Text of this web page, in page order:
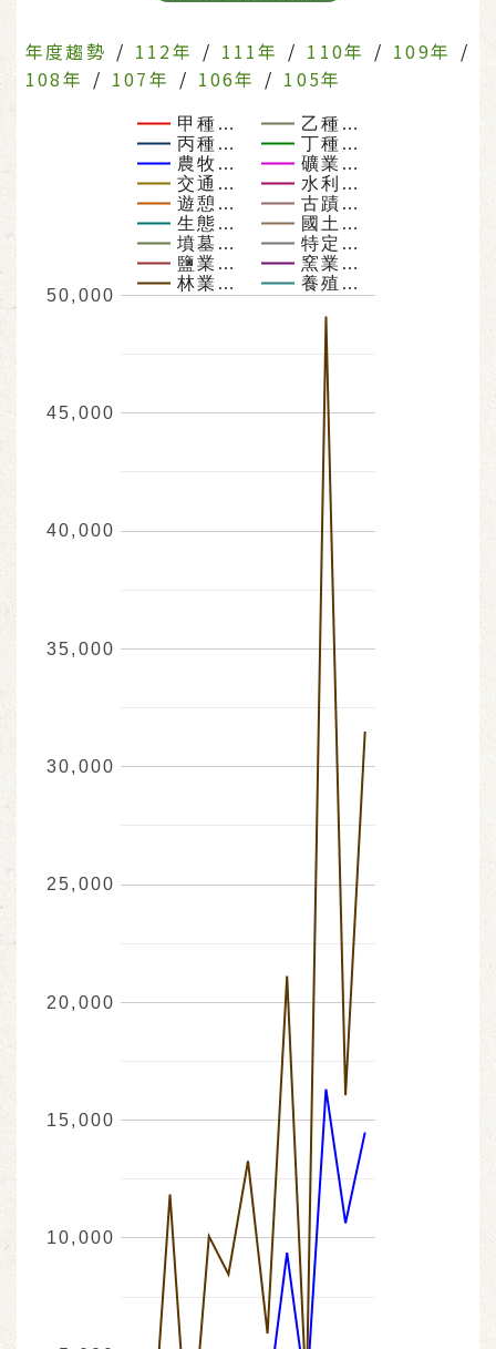
年度趨勢 / 112年 / 111年 / 110年 / 109年 /
108年 / 107年 / 106年 / 105年
甲種…
乙種…
丙種…
丁種…
農牧…
礦業…
交通…
水利…
遊憩…
古蹟…
生態…
國土…
墳墓…
特定…
鹽業…
窯業…
林業…
養殖…
10,000
15,000
20,000
25,000
30,000
35,000
40,000
45,000
50,000